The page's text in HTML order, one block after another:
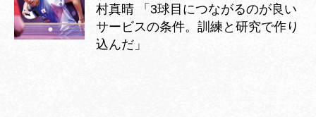
村真晴 「3球目につながるのが良い
サービスの条件。訓練と研究で作り
込んだ」